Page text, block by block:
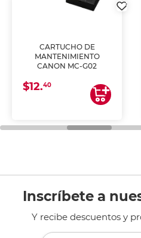
CARTUCHO DE
MANTENIMIENTO
CANON MC-G02
$12.40
Inscríbete a
Y recibe descuentos y